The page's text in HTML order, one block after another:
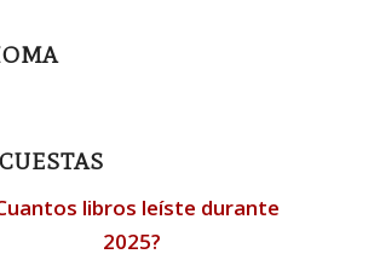
libros leíste durante
2025?